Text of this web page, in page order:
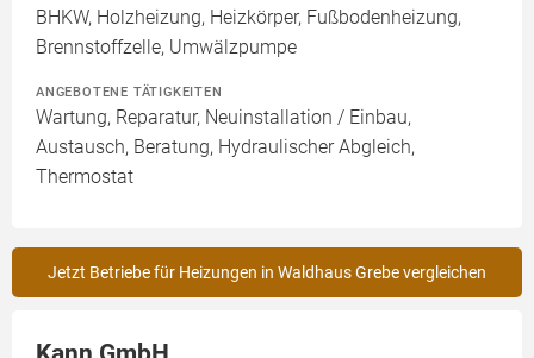
BHKW, Holzheizung, Heizkörper, Fußbodenheizung,
Brennstoffzelle, Umwälzpumpe
ANGEBOTENE TÄTIGKEITEN
Wartung, Reparatur, Neuinstallation / Einbau,
Austausch, Beratung, Hydraulischer Abgleich,
Thermostat
Jetzt Betriebe für Heizungen in Waldhaus Grebe vergleichen